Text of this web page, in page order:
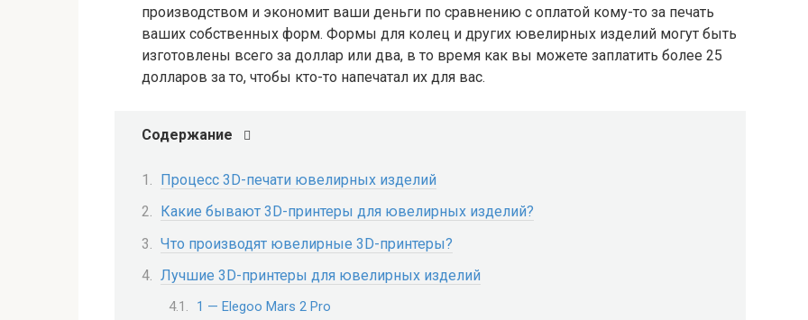
производством и экономит ваши деньги по сравнению с оплатой кому-то за печать
ваших собственных форм. Формы для колец и других ювелирных изделий могут быть
изготовлены всего за доллар или два, в то время как вы можете заплатить более 25
долларов за то, чтобы кто-то напечатал их для вас.
Содержание
Процесс 3D-печати ювелирных изделий
Какие бывают 3D-принтеры для ювелирных изделий?
Что производят ювелирные 3D-принтеры?
Лучшие 3D-принтеры для ювелирных изделий
1 — Elegoo Mars 2 Pro